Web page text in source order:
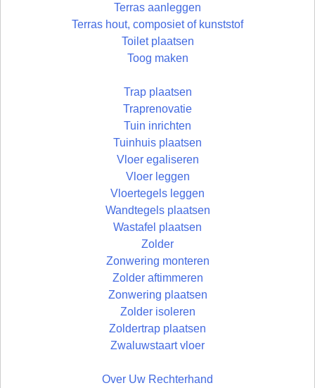
Terras aanleggen
Terras hout, composiet of kunststof
Toilet plaatsen
Toog maken
Trap plaatsen
Traprenovatie
Tuin inrichten
Tuinhuis plaatsen
Vloer egaliseren
Vloer leggen
Vloertegels leggen
Wandtegels plaatsen
Wastafel plaatsen
Zolder
Zonwering monteren
Zolder aftimmeren
Zonwering plaatsen
Zolder isoleren
Zoldertrap plaatsen
Zwaluwstaart vloer
Over Uw Rechterhand